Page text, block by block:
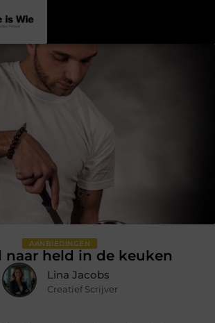
AANBIEDINGEN
naar held in de keuken
Lina Jacobs
Creatief Scrijver